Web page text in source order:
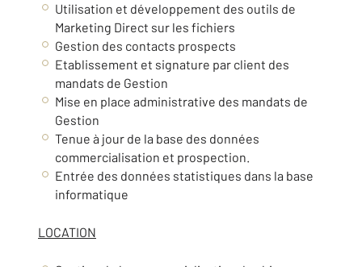
Utilisation et développement des outils de
Marketing Direct sur les fichiers
Gestion des contacts prospects
Etablissement et signature par client des
mandats de Gestion
Mise en place administrative des mandats de
Gestion
Tenue à jour de la base des données
commercialisation et prospection.
Entrée des données statistiques dans la base
informatique
LOCATION